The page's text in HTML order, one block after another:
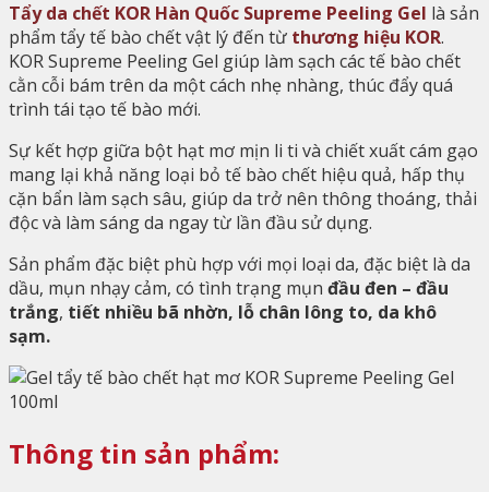
Tẩy da chết KOR Hàn Quốc Supreme Peeling Gel là sản
phẩm tẩy tế bào chết vật lý đến từ thương hiệu KOR.
KOR Supreme Peeling Gel giúp làm sạch các tế bào chết
cằn cỗi bám trên da một cách nhẹ nhàng, thúc đẩy quá
trình tái tạo tế bào mới.
Sự kết hợp giữa bột hạt mơ mịn li ti và chiết xuất cám gạo
mang lại khả năng loại bỏ tế bào chết hiệu quả, hấp thụ
cặn bẩn làm sạch sâu, giúp da trở nên thông thoáng, thải
độc và làm sáng da ngay từ lần đầu sử dụng.
Sản phẩm đặc biệt phù hợp với mọi loại da, đặc biệt là da
dầu, mụn nhạy cảm, có tình trạng mụn đầu đen – đầu
trắng, tiết nhiều bã nhờn, lỗ chân lông to, da khô
sạm.
Thông tin sản phẩm: